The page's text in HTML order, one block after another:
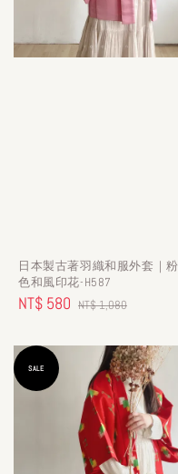
日本製古著羽織和服外套｜粉
色和風印花-H587
Sale
NT$ 580 Regular
NT$ 1,080
SALE